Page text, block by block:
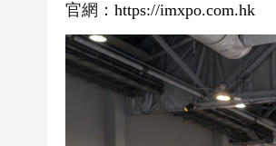
官網： https://imxpo.com.hk